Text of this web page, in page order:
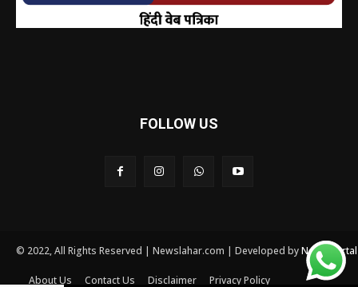
FOLLOW US
© 2022, All Rights Reserved | Newslahar.com | Developed byNews
About Us Contact Us Disclaimer Privacy Policy